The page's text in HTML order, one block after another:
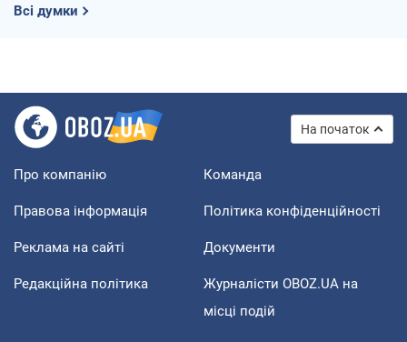
Всі думки
На початок
Про компанію Команда
Правова інформація Політика конфіденційності
Реклама на сайті Документи
Редакційна політика
Журналісти OBOZ.UA на
місці подій